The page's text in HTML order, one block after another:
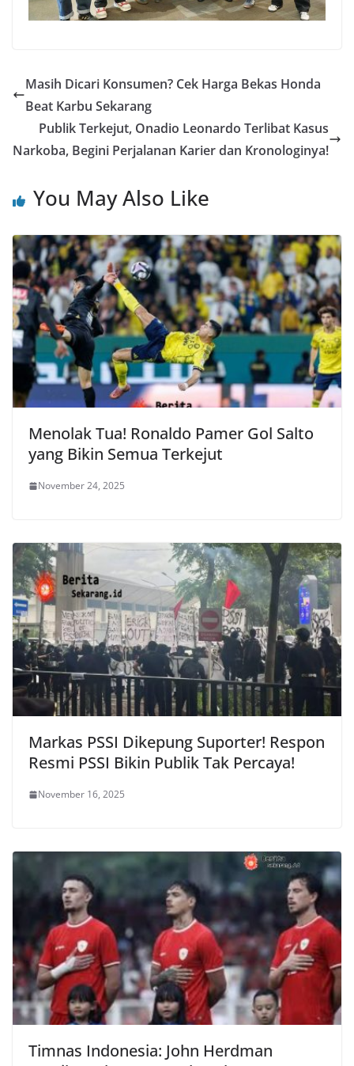
Masih Dicari Konsumen? Cek Harga Bekas Honda
Beat Karbu Sekarang
Publik Terkejut, Onadio Leonardo Terlibat Kasus
Narkoba, Begini Perjalanan Karier dan Kronologinya!
You May Also Like
Menolak Tua! Ronaldo Pamer Gol Salto
yang Bikin Semua Terkejut
November 24, 2025
Markas PSSI Dikepung Suporter! Respon
Resmi PSSI Bikin Publik Tak Percaya!
November 16, 2025
Timnas Indonesia: John Herdman